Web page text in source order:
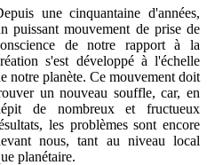
une cinquantaine d'années,
puissant mouvement de prise de
de notre rapport à la
s'est développé à l'échelle
notre planète. Ce mouvement doit
un nouveau souffle, car, en
de nombreux et fructueux
les problèmes sont encore
nous, tant au niveau local
planétaire.